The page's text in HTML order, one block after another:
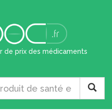
de prix des médicaments